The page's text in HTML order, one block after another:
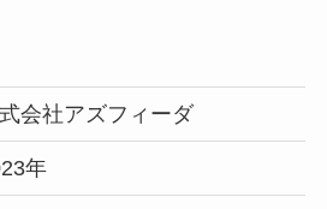
会社アズフィーダ
年